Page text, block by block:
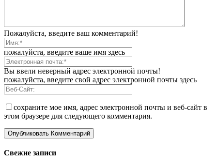
Пожалуйста, введите ваш комментарий!
пожалуйста, введите ваше имя здесь
Вы ввели неверный адрес электронной почты!
пожалуйста, введите свой адрес электронной почты здесь
сохраните мое имя, адрес электронной почты и веб-сайт в
этом браузере для следующего комментария.
Свежие записи